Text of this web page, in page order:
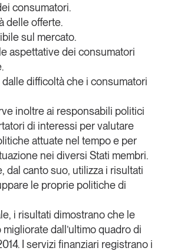
2026
di GS1 Italy che racconta in
il cambiamento e le sfide del largo
a professionisti e
consumatori.
delle offerte.
sul mercato.
aspettative dei consumatori
difficoltà che i consumatori
inoltre ai responsabili politici
di interessi per valutare
attuate nel tempo e per
nei diversi Stati membri.
dal canto suo, utilizza i risultati
le proprie politiche di
i risultati dimostrano che le
miglioratedall’ultimo quadro di
I servizi finanziari registrano i